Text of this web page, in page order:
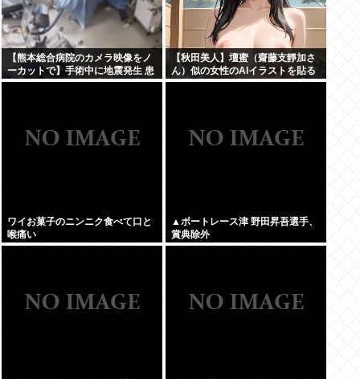
【熊本総合病院のカメラ映像をノ
ーカットで】手術中に地震発生 患
者ファースト 医師ら緊迫の一部始
【秋田美人】壇蜜（齋藤支靜加さ
ん）似の女性のAIイラストを貼る
ぞ！おぱーい！おへそ！マン毛！
ワイお菓子のニンニク食べて口と
喉痛い
▲ボートレース津 野田昇吾選手、
賞典除外